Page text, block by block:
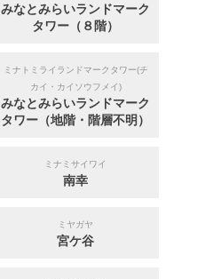
みなとみらいランドマーク
タワー（８階）
ミナトミライランドマークタワー(チ
カイ・カイソウフメイ)
みなとみらいランドマーク
タワー（地階・階層不明）
ミナミサイワイ
南幸
ミヤガヤ
宮ケ谷